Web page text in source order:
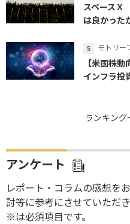
スペースＸ
は良かった
モトリー
【米国株
インフラ投
ランキング
アンケート
レポート・コラムの感想を
討等に参考にさせていただき
※は必須項目です。